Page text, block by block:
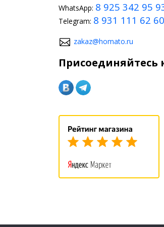
WhatsApp: 8 925 342 95
Telegram: 8 931 111 62 60
zakaz@homato.ru
Присоединяйтесь